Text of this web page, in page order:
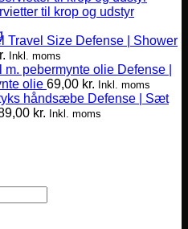
til krop og udstyr
Defense | Shower
Inkl. moms
Defense |
olie 69,00 kr. Inkl. moms
Defense | Sæt
kr. Inkl. moms